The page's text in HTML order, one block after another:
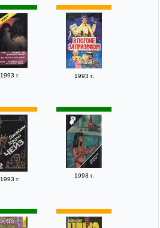
1993 г. 1993 г.
1993 г.
1993 г.